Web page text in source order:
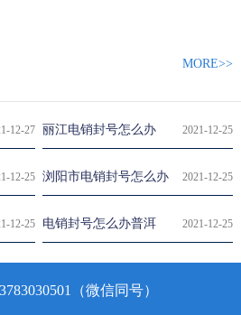
MORE>>
12-27 丽江电销封号怎么办 2021-12-25
12-25 浏阳市电销封号怎么办 2021-12-25
12-25 电销封号怎么办普洱 2021-12-25
（微信同号）